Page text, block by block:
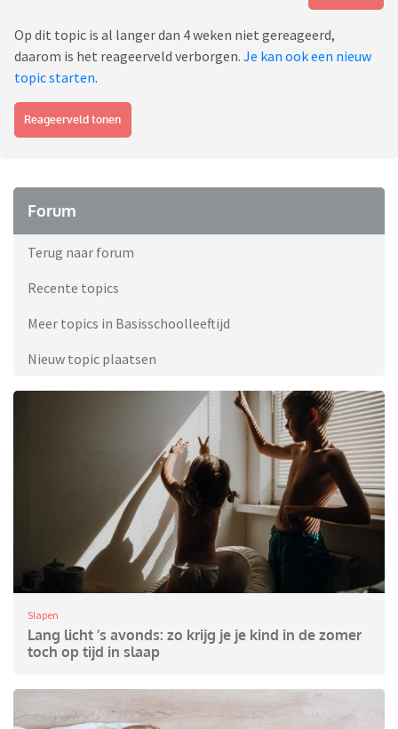
Op dit topic is al langer dan 4 weken niet gereageerd,
daarom is het reageerveld verborgen. Je kan ook een nieuw
topic starten.
Reageerveld tonen
Forum
Terug naar forum
Recente topics
Meer topics in Basisschoolleeftijd
Nieuw topic plaatsen
Slapen
Lang licht ’s avonds: zo krijg je je kind in de zomer
toch op tijd in slaap